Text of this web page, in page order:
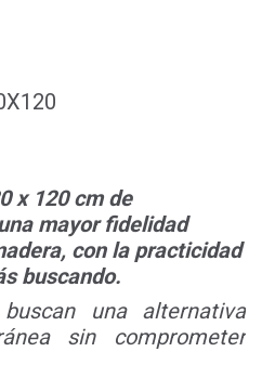
x 120cm de
mayor fidelidad
con la practicidad
buscando.
buscan una alternativa
sin comprometer